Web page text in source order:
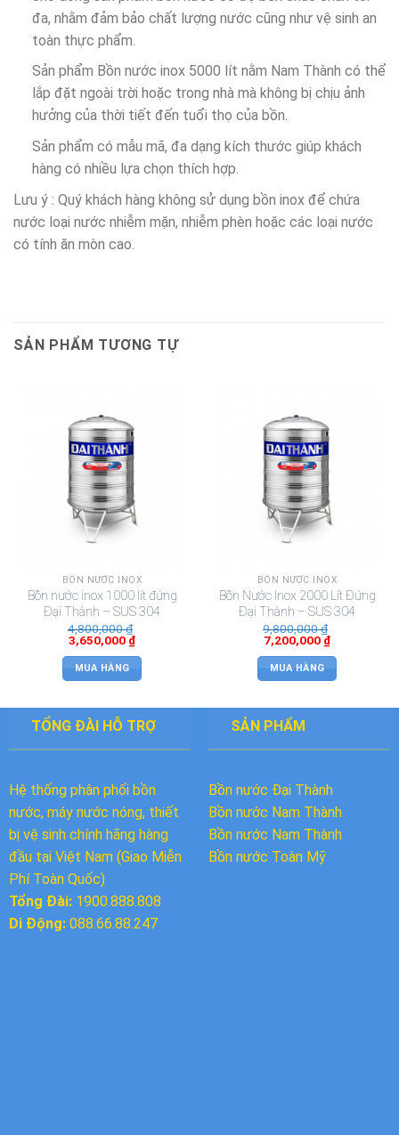
đa, nhằm đảm bảo chất lượng nước cũng như vệ sinh an
toàn thực phẩm.
Sản phẩm Bồn nước inox 5000 lít nằm Nam Thành có thể
lắp đặt ngoài trời hoặc trong nhà mà không bị chịu ảnh
hưởng của thời tiết đến tuổi thọ của bồn.
Sản phẩm có mẫu mã, đa dạng kích thước giúp khách
hàng có nhiều lựa chọn thích hợp.
Lưu ý : Quý khách hàng không sử dụng bồn inox để chứa
nước loại nước nhiễm mặn, nhiễm phèn hoặc các loại nước
có tính ăn mòn cao.
SẢN PHẨM TƯƠNG TỰ
BỒN NƯỚC INOX
Bồn nước inox 1000 lít đứng
Đại Thành – SUS 304
4,800,000₫
3,650,000 ₫
MUA HÀNG
BỒN NƯỚC INOX
Bồn Nước Inox 2000 Lít Đứng
Đại Thành – SUS 304
9,800,000₫
7,200,000 ₫
MUA HÀNG
TỔNG ĐÀI HỖ TRỢ
Hệ thống phân phối bồn
nước, máy nước nóng, thiết
bị vệ sinh chính hãng hàng
đầu tại Việt Nam (Giao Miễn
Phí Toàn Quốc)
Tổng Đài: 1900.888.808
Di Động: 088.66.88.247
SẢN PHẨM
Bồn nước Đại Thành
Bồn nước Nam Thành
Bồn nước Nam Thành
Bồn nước Toàn Mỹ